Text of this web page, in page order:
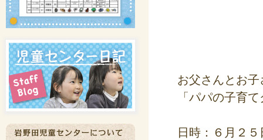
お父さんとお
「パパの子育
日時：６月２